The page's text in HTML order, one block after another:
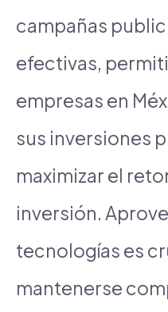
campañas
efectivas,
empresas en
sus inversiones
maximizar el
inversión.
tecnologías es
mantenerse